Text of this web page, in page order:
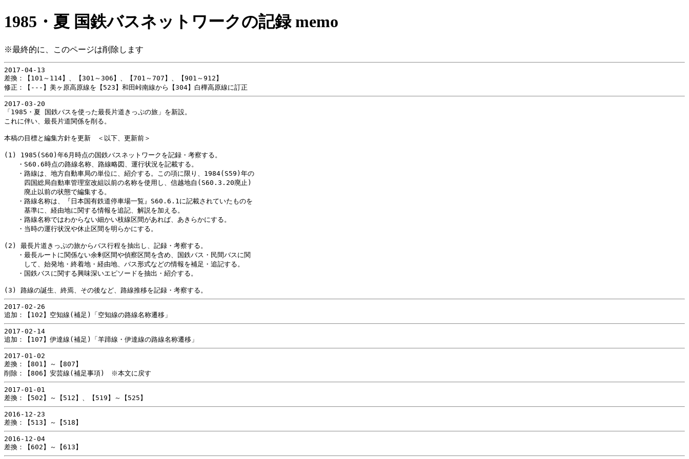
1985・夏 国鉄バスネットワークの記録 memo
※最終的に、このページは削除します
2017-04-13
差換：【101～114】、【301～306】、【701～707】、【901～912】
2017-03-20
「1985・夏 国鉄バスを使った最長片道きっぷの旅」を新設。
これに伴い、最長片道関係を削る。
本稿の目標と編集方針を更新　＜以下、更新前＞
(1) 1985(S60)年6月時点の国鉄バスネットワークを記録・考察する。
・S60.6時点の路線名称、路線略図、運行状況を記載する。
・路線は、地方自動車局の単位に、紹介する。この項に限り、1984(S59)年の
四国総局自動車管理室改組以前の名称を使用し、信越地自(S60.3.20廃止)
廃止以前の状態で編集する。
・路線名称は、『日本国有鉄道停車場一覧』S60.6.1に記載されていたものを
基準に、経由地に関する情報を追記、解説を加える。
・路線名称ではわからない細かい枝線区間があれば、あきらかにする。
・当時の運行状況や休止区間を明らかにする。
(2) 最長片道きっぷの旅からバス行程を抽出し、記録・考察する。
・最長ルートに関係ない余剰区間や偵察区間を含め、国鉄バス・民間バスに関
して、始発地・終着地・経由地、バス形式などの情報を補足・追記する。
・国鉄バスに関する興味深いエピソードを抽出・紹介する。
2017-02-26
2017-02-14
2017-01-02
差換：【801】～【807】
2017-01-01
2016-12-23
2016-12-04